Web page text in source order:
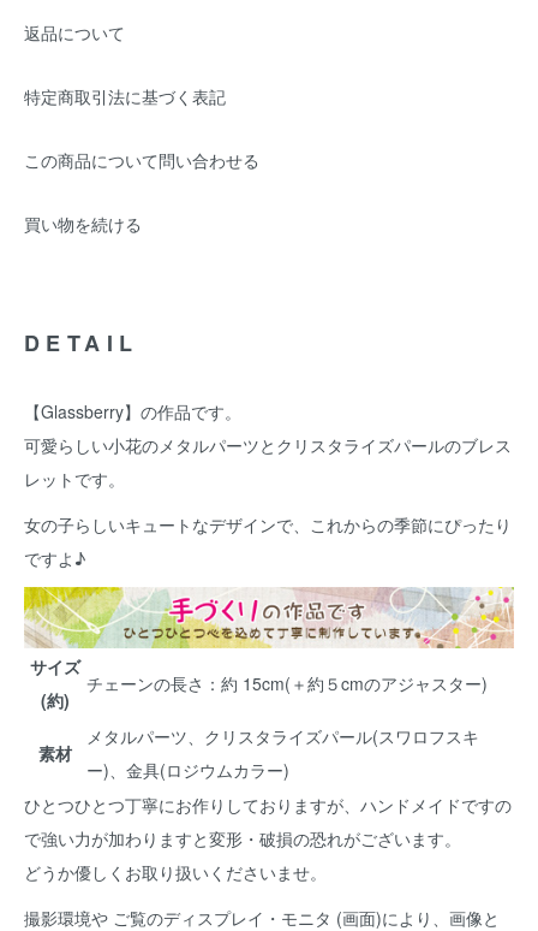
返品について
特定商取引法に基づく表記
この商品について問い合わせる
買い物を続ける
DETAIL
【Glassberry】の作品です。
可愛らしい小花のメタルパーツとクリスタライズパールのブレス
レットです。
女の子らしいキュートなデザインで、これからの季節にぴったり
ですよ♪
サイズ
(約)
チェーンの長さ：約 15cm(＋約５cmのアジャスター)
素材
メタルパーツ、クリスタライズパール(スワロフスキ
ー)、金具(ロジウムカラー)
ひとつひとつ丁寧にお作りしておりますが、ハンドメイドですの
で強い力が加わりますと変形・破損の恐れがございます。
どうか優しくお取り扱いくださいませ。
撮影環境や ご覧のディスプレイ・モニタ (画面)により、画像と